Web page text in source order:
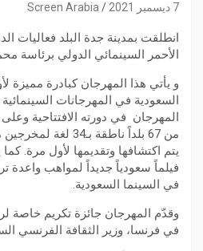
7 ديسمبر 2021 Screen Arabia
انطلقت بمدينة جدة البلد فعاليات
الأحمر السينمائي الدولي برئاسة
و يأتي هذا المهرجان كبادرة مميزة
السعودية في المهرجانات
من 67 بلداً ناطقة
فيلماً سعودياً جديداً لمواهب واعدة
في السينما السعودية.
وقدّم المهرجان جائزة تكريم خاصة
في فرنسا، وزير الثقافة الفرنسي